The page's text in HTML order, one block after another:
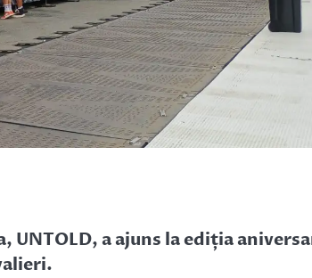
a ajuns la ediția